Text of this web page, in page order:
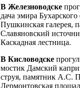
В Железноводске
дача эмира
Пушкинская галерея,
Славяновский
Каскадная лестница.
В Кисловодске
мостик Дамский
струя, памятник А.С.
Лермонтовская